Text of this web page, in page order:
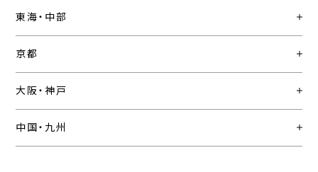
東海・中部
京都
大阪・神戸
中国・九州